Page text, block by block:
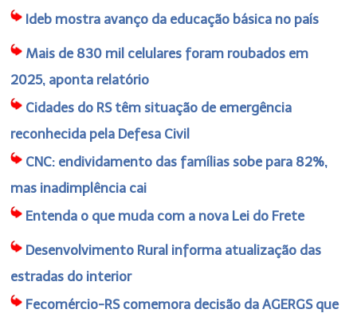
Ideb mostra avanço da educação básica no país
Mais de 830 mil celulares foram roubados em
2025, aponta relatório
Cidades do RS têm situação de emergência
reconhecida pela Defesa Civil
CNC: endividamento das famílias sobe para 82%,
mas inadimplência cai
Entenda o que muda com a nova Lei do Frete
Desenvolvimento Rural informa atualização das
estradas do interior
Fecomércio-RS comemora decisão da AGERGS que